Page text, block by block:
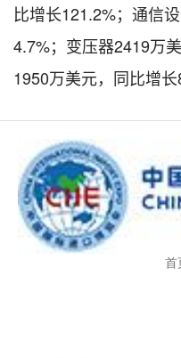
比增长121.2%；通信
4.7%；变压器2419万
1950万美元，同比增长
首